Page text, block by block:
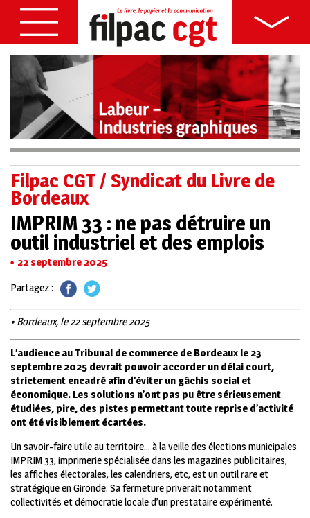
Filpac CGT / Syndicat du Livre de
Bordeaux
IMPRIM 33 : ne pas détruire un
outil industriel et des emplois
22 septembre 2025
Partagez :
• Bordeaux, le 22 septembre 2025
L’audience au Tribunal de commerce de Bordeaux le 23
septembre 2025 devrait pouvoir accorder un délai court,
strictement encadré afin d’éviter un gâchis social et
économique. Les solutions n’ont pas pu être sérieusement
étudiées, pire, des pistes permettant toute reprise d’activité
ont été visiblement écartées.
Un savoir-faire utile au territoire… à la veille des élections municipales
IMPRIM 33, imprimerie spécialisée dans les magazines publicitaires,
les affiches électorales, les calendriers, etc, est un outil rare et
stratégique en Gironde. Sa fermeture priverait notamment
collectivités et démocratie locale d’un prestataire expérimenté.